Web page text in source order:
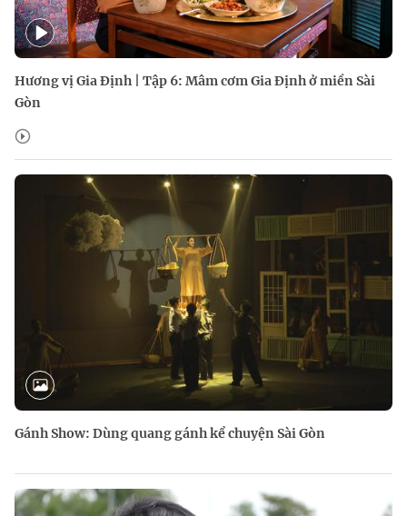
Hương vị Gia Định | Tập 6: Mâm cơm Gia Định ở miền Sài
Gòn
Gánh Show: Dùng quang gánh kể chuyện Sài Gòn